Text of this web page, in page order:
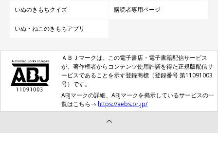
いぬのきもちクイズ 購読者専用ページ
いぬ・ねこのきもちアプリ
ＡＢＪマークは、この電子書店・電子書籍配信サービス
が、著作権者からコンテンツ使用許諾を得た正規版配信サ
ービスであることを示す登録商標（登録番号 第11091003
号）です。
ABJマークの詳細、ABJマークを掲示しているサービスの一
覧はこちら→ https://aebs.or.jp/